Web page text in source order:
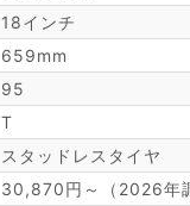
18インチ
659mm
95
T
スタッドレスタイヤ
30,870円～（2026年